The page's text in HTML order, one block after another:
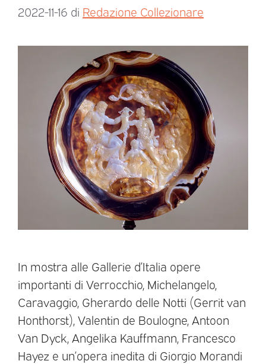
2022-11-16 di Redazione Collezionare
In mostra alle Gallerie d’Italia opere
importanti di Verrocchio, Michelangelo,
Caravaggio, Gherardo delle Notti (Gerrit van
Honthorst), Valentin de Boulogne, Antoon
Van Dyck, Angelika Kauffmann, Francesco
Hayez e un’opera inedita di Giorgio Morandi